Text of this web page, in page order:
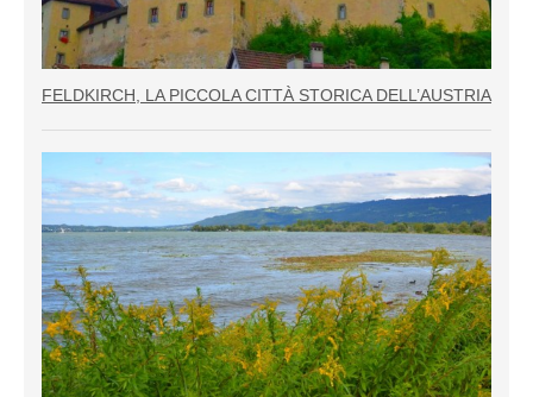
FELDKIRCH, LA PICCOLA CITTÀ STORICA DELL’AUSTRIA